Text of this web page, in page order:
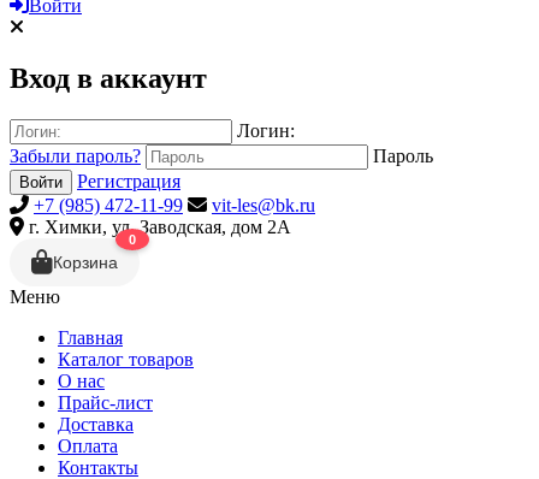
Войти
Вход в аккаунт
Логин:
Забыли пароль?
Пароль
Войти
Регистрация
+7 (985) 472-11-99
vit-les@bk.ru
г. Химки, ул. Заводская, дом 2А
Корзина
0
Меню
Главная
Каталог товаров
О нас
Прайс-лист
Доставка
Оплата
Контакты